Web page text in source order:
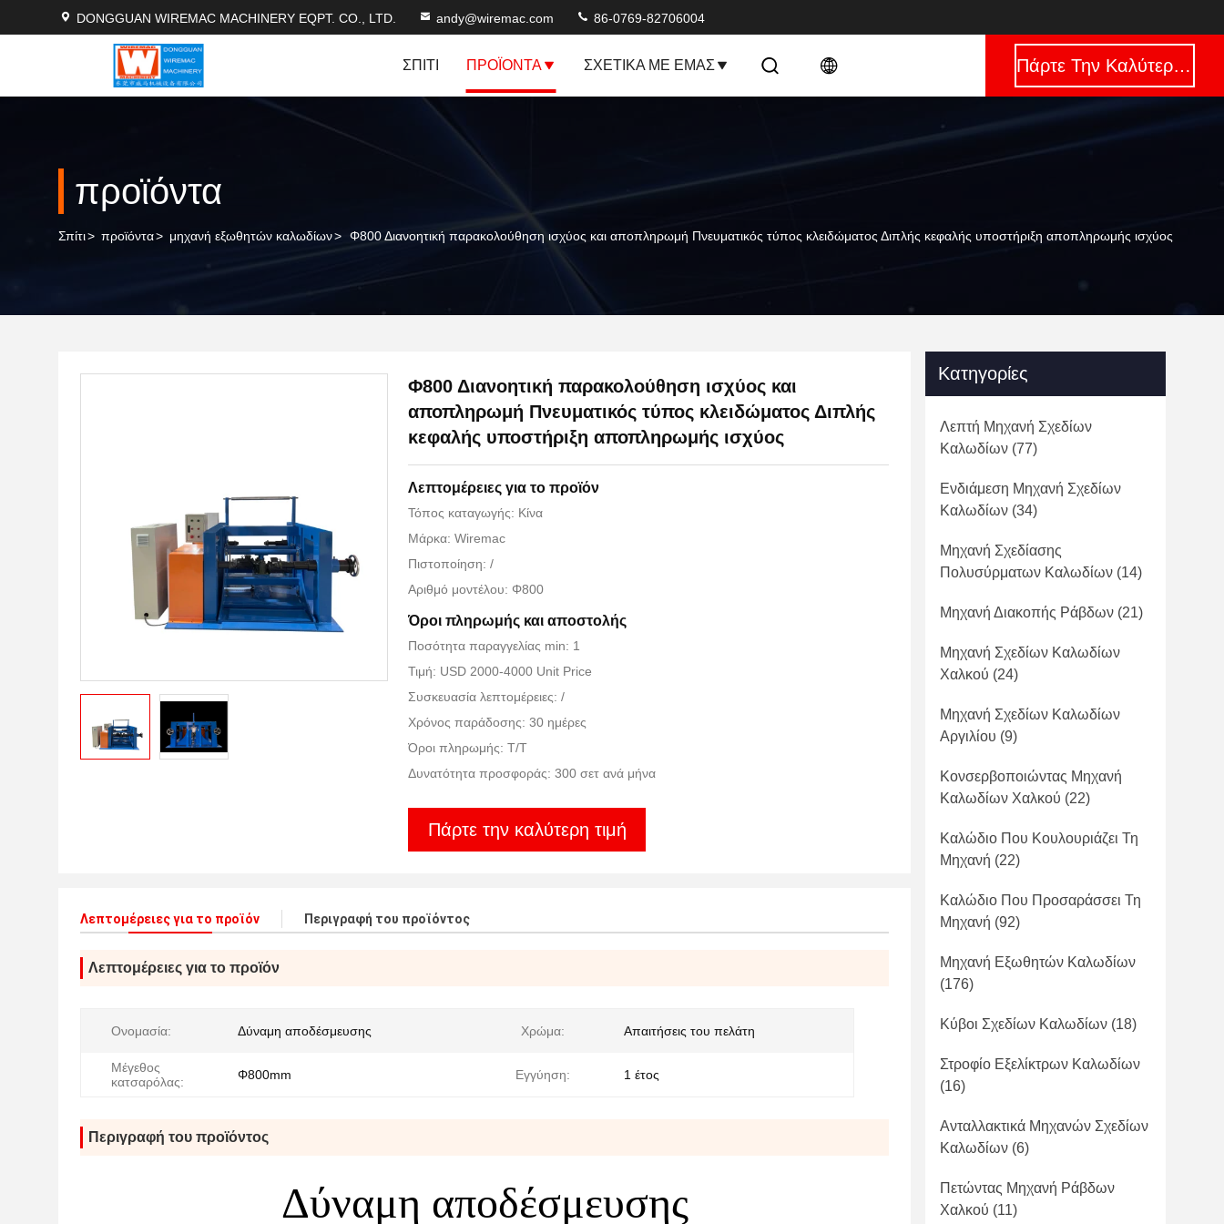
DONGGUAN WIREMAC MACHINERY EQPT. CO., LTD. andy@wiremac.com 86-0769-82706004
ΣΠΊΤΙ ΠΡΟΪΌΝΤΑ ΣΧΕΤΙΚΆ ΜΕ ΕΜΆΣ Πάρτε Την Καλύτερη Τιμή
προϊόντα
Σπίτι> προϊόντα> μηχανή εξωθητών καλωδίων> Φ800 Διανοητική παρακολούθηση ισχύος και αποπληρωμή Πνευματικός τύπος κλειδώματος Διπλής κεφαλής υποστήριξη αποπληρωμής ισχύος
Φ800 Διανοητική παρακολούθηση ισχύος και
αποπληρωμή Πνευματικός τύπος κλειδώματος Διπλής
κεφαλής υποστήριξη αποπληρωμής ισχύος
Λεπτομέρειες για το προϊόν
Τόπος καταγωγής: Κίνα
Μάρκα: Wiremac
Πιστοποίηση: /
Αριθμό μοντέλου: Φ800
Όροι πληρωμής και αποστολής
Ποσότητα παραγγελίας min: 1
Τιμή: USD 2000-4000 Unit Price
Συσκευασία λεπτομέρειες: /
Χρόνος παράδοσης: 30 ημέρες
Όροι πληρωμής: Τ/Τ
Δυνατότητα προσφοράς: 300 σετ ανά μήνα
Πάρτε την καλύτερη τιμή
Λεπτομέρειες για το προϊόν Περιγραφή του προϊόντος
Λεπτομέρειες για το προϊόν
Ονομασία: Δύναμη αποδέσμευσης Χρώμα: Απαιτήσεις του πελάτη
Μέγεθος
κατσαρόλας:
Φ800mm Εγγύηση: 1 έτος
Περιγραφή του προϊόντος
Δύναμη αποδέσμευσης
Κατηγορίες
Λεπτή Μηχανή Σχεδίων
Καλωδίων (77)
Ενδιάμεση Μηχανή Σχεδίων
Καλωδίων (34)
Μηχανή Σχεδίασης
Πολυσύρματων Καλωδίων (14)
Μηχανή Διακοπής Ράβδων (21)
Μηχανή Σχεδίων Καλωδίων
Χαλκού (24)
Μηχανή Σχεδίων Καλωδίων
Αργιλίου (9)
Κονσερβοποιώντας Μηχανή
Καλωδίων Χαλκού (22)
Καλώδιο Που Κουλουριάζει Τη
Μηχανή (22)
Καλώδιο Που Προσαράσσει Τη
Μηχανή (92)
Μηχανή Εξωθητών Καλωδίων
(176)
Κύβοι Σχεδίων Καλωδίων (18)
Στροφίο Εξελίκτρων Καλωδίων
(16)
Ανταλλακτικά Μηχανών Σχεδίων
Καλωδίων (6)
Πετώντας Μηχανή Ράβδων
Χαλκού (11)